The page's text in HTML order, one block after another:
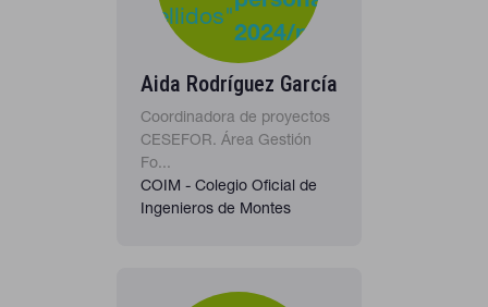
"apellidos"
2024/
Aida Rodríguez García
Coordinadora de proyectos
CESEFOR. Área Gestión
Fo...
COIM - Colegio Oficial de
Ingenieros de Montes